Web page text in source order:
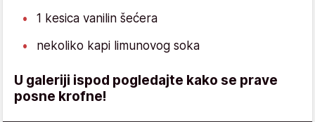
1 kesica vanilin šećera
nekoliko kapi limunovog soka
U galeriji ispod pogledajte kako se prave
posne krofne!